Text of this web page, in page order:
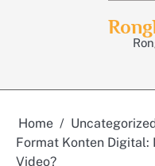
Home
Format Konten Digital:
Video?